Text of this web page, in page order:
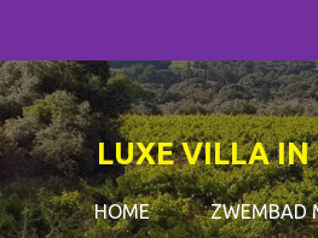
direct
naar
de
hoofdinhoud
LUXE VILLA IN
HOME ZWEMBAD